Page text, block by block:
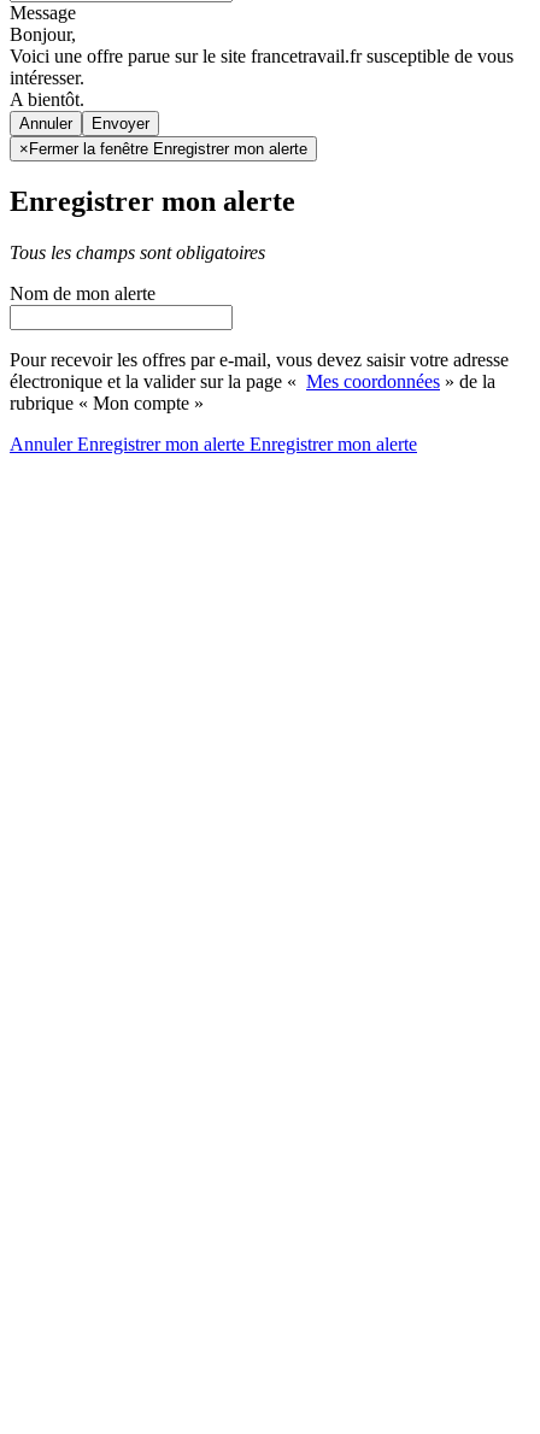
Message
Bonjour,
Voici une offre parue sur le site francetravail.fr susceptible de vous
intéresser.
A bientôt.
Annuler
× Fermer la fenêtre Enregistrer mon alerte
Enregistrer mon alerte
Tous les champs sont obligatoires
Nom de mon alerte
Pour recevoir les offres par e-mail, vous devez saisir votre adresse
électronique et la valider sur la page « Mes coordonnées » de la
rubrique « Mon compte »
AnnulerEnregistrer mon alerte Enregistrermon alerte